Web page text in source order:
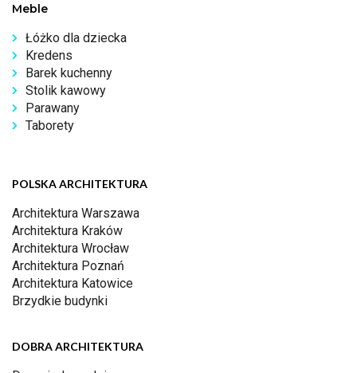
Meble
Łóżko dla dziecka
Kredens
Barek kuchenny
Stolik kawowy
Parawany
Taborety
POLSKA ARCHITEKTURA
Architektura Warszawa
Architektura Kraków
Architektura Wrocław
Architektura Poznań
Architektura Katowice
Brzydkie budynki
DOBRA ARCHITEKTURA